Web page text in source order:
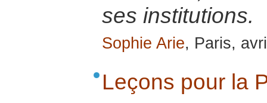
ses institutions.
Sophie Arie, Paris,
Leçons pour la